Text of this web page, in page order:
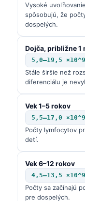
Vysoké
spôsobujú, že
dospelých.
Dojča, približne 1
5,0–19,5
Stále širšie než
diferenciálu je
Vek 1–5 rokov
5,5–17,0
Počty lymfocytov
detí.
Vek 6–12 rokov
4,5–13,5
Počty sa začínajú
pre dospelých.